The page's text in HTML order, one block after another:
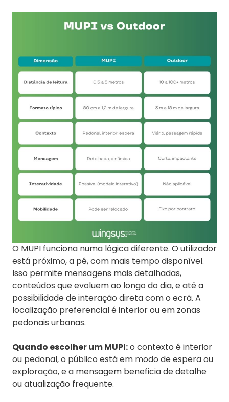
O MUPI funciona numa lógica diferente. O utilizador
está próximo, a pé, com mais tempo disponível.
Isso permite mensagens mais detalhadas,
conteúdos que evoluem ao longo do dia, e até a
possibilidade de interação direta com o ecrã. A
localização preferencial é interior ou em zonas
pedonais urbanas.
Quando escolher um MUPI:o contexto é interior
ou pedonal, o público está em modo de espera ou
exploração, e a mensagem beneficia de detalhe
ou atualização frequente.